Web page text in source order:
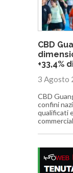
CBD
+33,4%
3 Agosto
CBD
confini
qualificati